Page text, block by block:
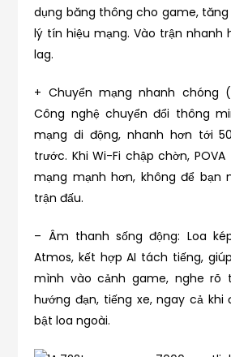
dụng băng thông cho game, tăng
lý tín hiệu mạng. Vào trận nhanh
lag.
+ Chuyển mạng nhanh chóng
Công nghệ chuyển đổi thông
mạng di động, nhanh hơn tới
trước. Khi Wi-Fi chập chờn,
mạng mạnh hơn, không để bạn
trận đấu.
– Âm thanh sống động: Loa
Atmos, kết hợp AI tách tiếng,
mình vào cảnh game, nghe rõ
hướng đạn, tiếng xe, ngay cả
bật loa ngoài.